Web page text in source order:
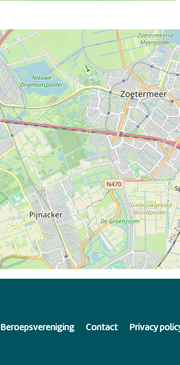
Beroepsvereniging Contact Privacy